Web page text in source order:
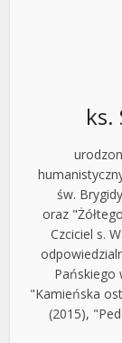
ks.
św.
oraz
Czciciel s.
Pańskiego
"Kamieńska
(2015),